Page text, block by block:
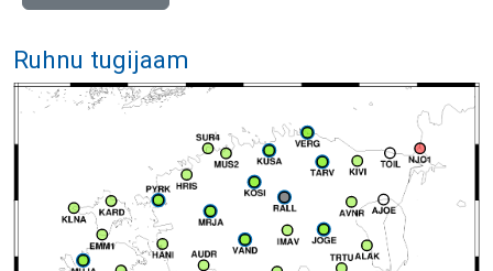
Ruhnu tugijaam